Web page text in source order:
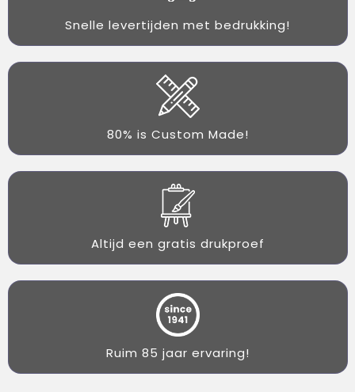
Snelle levertijden met bedrukking!
80% is Custom Made!
Altijd een gratis drukproef
Ruim 85 jaar ervaring!